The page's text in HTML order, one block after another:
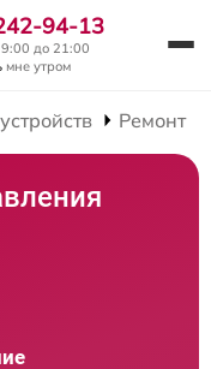
94-13
до 21:00
мне утром
Ремонт